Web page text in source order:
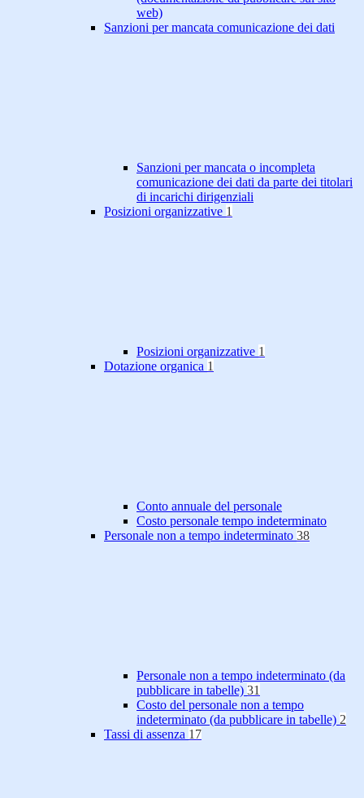
web)
Sanzioni per mancata comunicazione dei dati
Sanzioni per mancata o incompleta
comunicazione dei dati da parte dei titolari
di incarichi dirigenziali
Posizioni organizzative 1
Posizioni organizzative 1
Dotazione organica 1
Conto annuale del personale
Costo personale tempo indeterminato
Personale non a tempo indeterminato 38
Personale non a tempo indeterminato (da
pubblicare in tabelle) 31
Costo del personale non a tempo
indeterminato (da pubblicare in tabelle) 2
Tassi di assenza 17